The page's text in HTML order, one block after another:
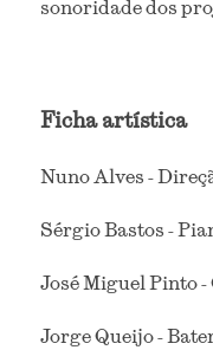
sonoridade dos
Ficha artística
Nuno Alves -
Sérgio Bastos -
José Miguel Pinto
Jorge Queijo -